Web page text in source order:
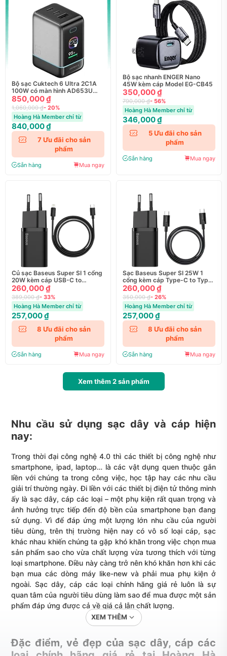
Bộ sạc Cuktech 6 Ultra 2C1A
100W có màn hình AD653U
kèm cáp type - C
850,000 ₫
1,060,000 ₫- 20%
Hoàng Hà Member chỉ từ
840,000 ₫
7 Ưu đãi cho sản
phẩm
Sẵn hàng Mua ngay
Bộ sạc nhanh ENGER Nano
45W kèm cáp Model EG-CB45
350,000 ₫
790,000 ₫- 56%
Hoàng Hà Member chỉ từ
346,000 ₫
5 Ưu đãi cho sản
phẩm
Sẵn hàng Mua ngay
Củ sạc Baseus Super SI 1 cổng
20W kèm cáp USB-C to
Lightning 1M
260,000 ₫
389,000 ₫- 33%
Hoàng Hà Member chỉ từ
257,000 ₫
8 Ưu đãi cho sản
phẩm
Sẵn hàng Mua ngay
Sạc Baseus Super SI 25W 1
cổng kèm cáp Type-C to Type-
C 1M - Chính Hãng
260,000 ₫
350,000 ₫- 26%
Hoàng Hà Member chỉ từ
257,000 ₫
8 Ưu đãi cho sản
phẩm
Sẵn hàng Mua ngay
Xem thêm 2sản phẩm
Nhu cầu sử dụng sạc dây và cáp hiện
nay:
Trong thời đại công nghệ 4.0 thì các thiết bị công nghệ như
smartphone, ipad, laptop… là các vật dụng quen thuộc gắn
liền với chúng ta trong công việc, học tập hay các nhu cầu
giải trí thường ngày. Đi liền với các thiết bị điện tử thông minh
ấy là sạc dây, cáp các loại – một phụ kiện rất quan trọng và
ảnh hưởng trực tiếp đến độ bền của smartphone bạn đang
sử dụng. Vì để đáp ứng một lượng lớn nhu cầu của người
tiêu dùng, trên thị trường hiện nay có vô số loại cáp, sạc
khác nhau khiến chúng ta gặp khó khăn trong việc chọn mua
sản phẩm sao cho vừa chất lượng vừa tương thích với từng
loại smartphone. Điều này càng trở nên khó khăn hơn khi các
bạn mua các dòng máy like-new và phải mua phụ kiện ở
ngoài. Sạc dây, cáp các loại chính hãng giá rẻ luôn là sự
quan tâm của người tiêu dùng làm sao để mua được một sản
phẩm đáp ứng được cả về giá cả lẫn chất lượng.
Đặc điểm, vẻ đẹp của sạc dây, cáp các
XEM THÊM